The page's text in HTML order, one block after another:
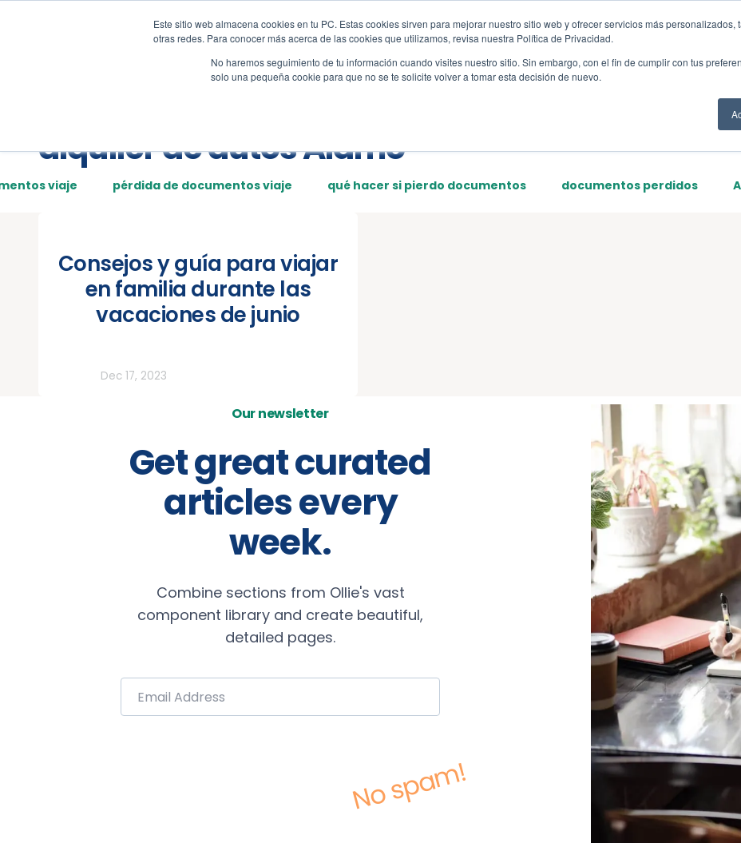
Este sitio web almacena cookies en tu PC. Estas cookies sirven para mejorar nuestro sitio web y ofrecer servicios más personalizados,
otras redes. Para conocer más acerca de las cookies que utilizamos, revisa nuestra Política de Privacidad.
No haremos seguimiento de tu información cuando visites nuestro sitio. Sin embargo, con el fin de cumplir con tus
solo una pequeña cookie para que no se te solicite volver a tomar esta decisión de nuevo.
Tour Demos Pages Sections Template
alquiler de autos Alamo
viaje pérdida de documentos viaje qué hacer si pierdo documentos documentos perdidos
Consejos y guía para viajar
en familia durante las
vacaciones de junio
Dec 17, 2023
Our newsletter
Get great curated
articles every
week.
Combine sections from Ollie's vast
component library and create beautiful,
detailed pages.
No spam!